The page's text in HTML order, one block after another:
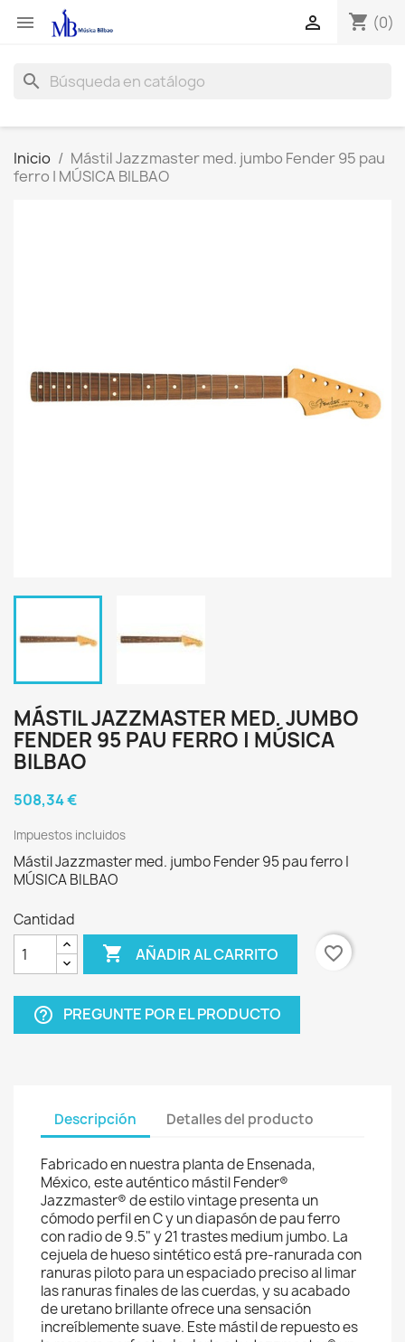
 shopping_cart (0)

search
Inicio
Mástil Jazzmaster med. jumbo Fender 95 pau
ferro | MÚSICA BILBAO
MÁSTIL JAZZMASTER MED. JUMBO
FENDER 95 PAU FERRO | MÚSICA
BILBAO
508,34 €
Impuestos incluidos
Mástil Jazzmaster med. jumbo Fender 95 pau ferro |
MÚSICA BILBAO
Cantidad
 AÑADIR AL CARRITO favorite_border
help_outline PREGUNTE POR EL PRODUCTO
Descripción Detalles del producto
Fabricado en nuestra planta de Ensenada,
México, este auténtico mástil Fender®
Jazzmaster® de estilo vintage presenta un
cómodo perfil en C y un diapasón de pau ferro
con radio de 9.5" y 21 trastes medium jumbo. La
cejuela de hueso sintético está pre-ranurada con
ranuras piloto para un espaciado preciso al limar
las ranuras finales de las cuerdas, y su acabado
de uretano brillante ofrece una sensación
increíblemente suave. Este mástil de repuesto es